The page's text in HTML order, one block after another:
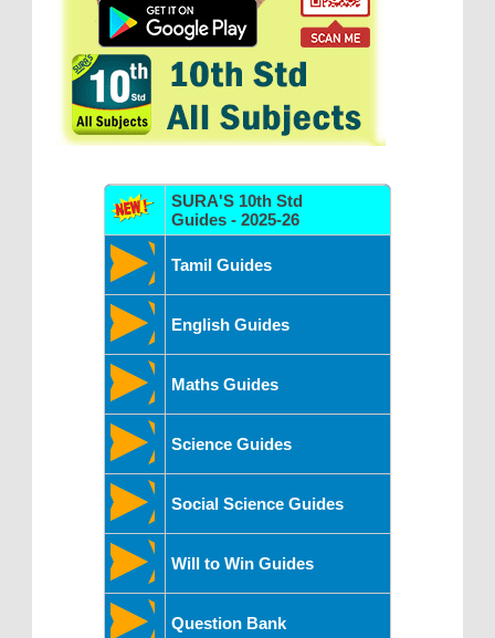
SURA'S 10th Std
Guides - 2025-26
Tamil Guides
English Guides
Maths Guides
Science Guides
Social Science Guides
Will to Win Guides
Question Bank